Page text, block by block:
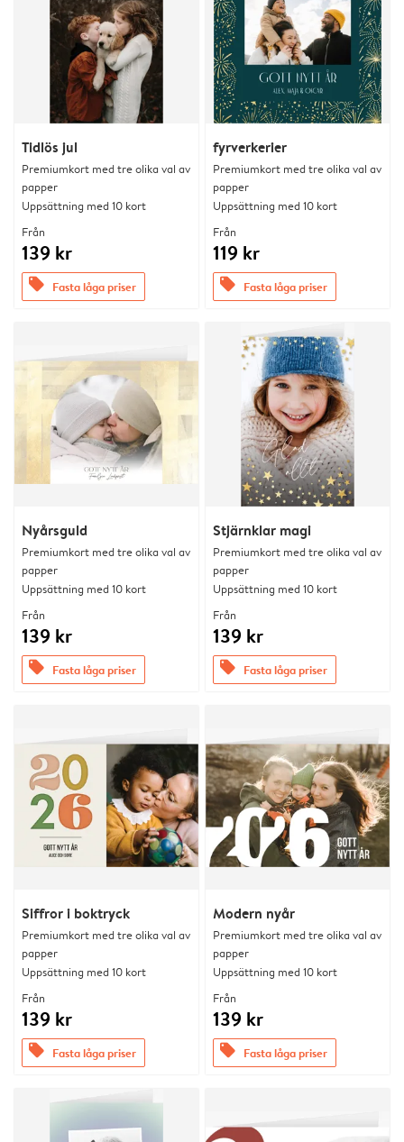
Tidlös jul
Premiumkort med tre olika val av
papper
Uppsättning med 10 kort
Från
139 kr
offers Fasta låga priser
fyrverkerier
Premiumkort med tre olika val av
papper
Uppsättning med 10 kort
Från
119 kr
offers Fasta låga priser
Nyårsguld
Premiumkort med tre olika val av
papper
Uppsättning med 10 kort
Från
139 kr
offers Fasta låga priser
Stjärnklar magi
Premiumkort med tre olika val av
papper
Uppsättning med 10 kort
Från
139 kr
offers Fasta låga priser
Siffror i boktryck
Premiumkort med tre olika val av
papper
Uppsättning med 10 kort
Från
139 kr
offers Fasta låga priser
Modern nyår
Premiumkort med tre olika val av
papper
Uppsättning med 10 kort
Från
139 kr
offers Fasta låga priser